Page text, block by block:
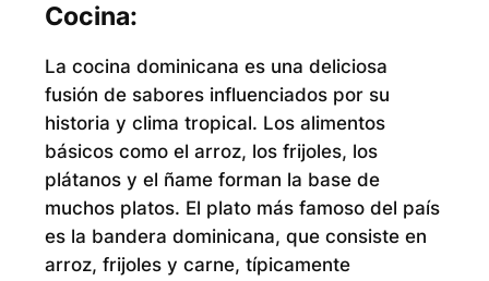
Cocina:
La cocina dominicana es una deliciosa
fusión de sabores influenciados por su
historia y clima tropical. Los alimentos
básicos como el arroz, los frijoles, los
plátanos y el ñame forman la base de
muchos platos. El plato más famoso del país
es la bandera dominicana, que consiste en
arroz, frijoles y carne, típicamente